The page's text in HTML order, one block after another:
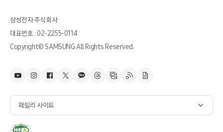
삼성전자 주식회사
대표번호 : 02-2255-0114
Copyright© SAMSUNG All Rights Reserved.
패밀리 사이트